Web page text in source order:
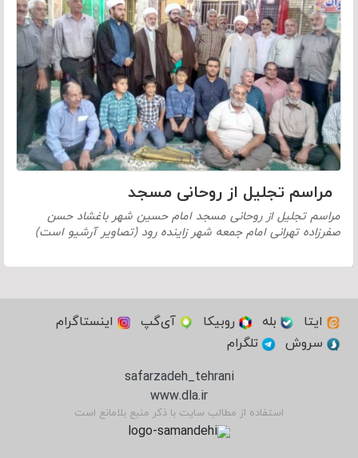
مراسم تجلیل از روحانی مسجد
مراسم تجلیل از روحانی مسجد امام حسین شهر باغشاد حسن
صفرزاده تهرانی امام جمعه شهر زاینده رود (تصاویر آرشیو است)
ایتا بله روبیکا آی‌گپ
اینستاگرام
سروش
تلگرام
safarzadeh_tehrani
www.dla.ir
استفاده از مطالب سایت با ذکر منبع بلامانع است